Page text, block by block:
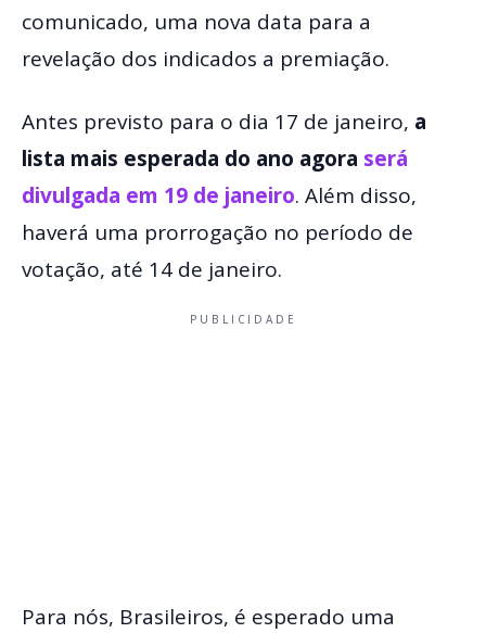
comunicado, uma nova data para a
revelação dos indicados a premiação.
Antes previsto para o dia 17 de janeiro, a
lista mais esperada do ano agora será
divulgada em 19 de janeiro. Além disso,
haverá uma prorrogação no período de
votação, até 14 de janeiro.
PUBLICIDADE
Para nós, Brasileiros, é esperado uma